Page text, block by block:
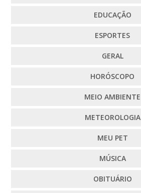
EDUCAÇÃO
ESPORTES
GERAL
HORÓSCOPO
MEIO AMBIENTE
METEOROLOGIA
MEU PET
MÚSICA
OBITUÁRIO